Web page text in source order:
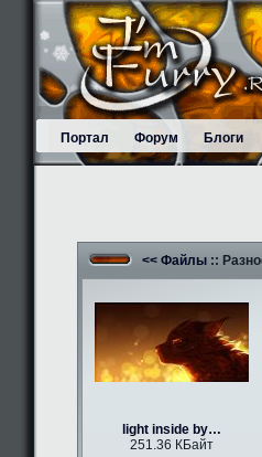
Портал Форум Блоги
<< Файлы ::
light inside by…
251.36 КБайт